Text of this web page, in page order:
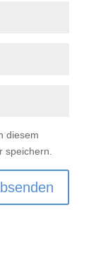
diesem
speichern.